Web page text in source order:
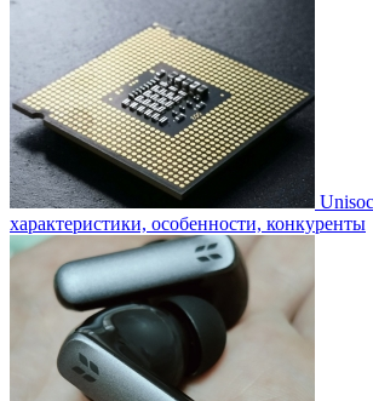
характеристики, особенности, конкуренты